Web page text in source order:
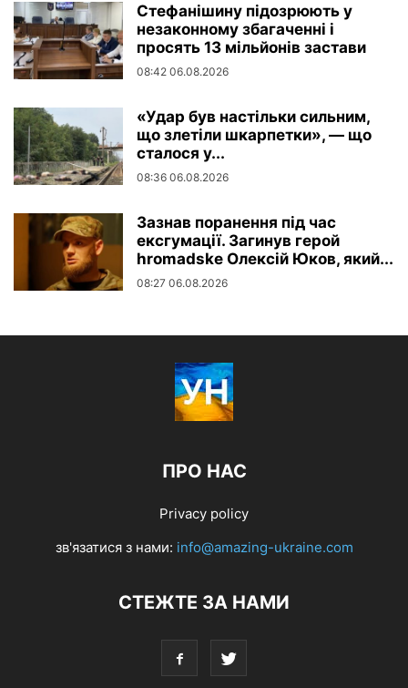
Стефанішину підозрюють у
незаконному збагаченні і
просять 13 мільйонів застави
08:42 06.08.2026
«Удар був настільки сильним,
що злетіли шкарпетки», — що
сталося у...
08:36 06.08.2026
Зазнав поранення під час
ексгумації. Загинув герой
hromadske Олексій Юков, який...
08:27 06.08.2026
ПРО НАС
Privacy policy
зв'язатися з нами: info@amazing-ukraine.com
СТЕЖТЕ ЗА НАМИ